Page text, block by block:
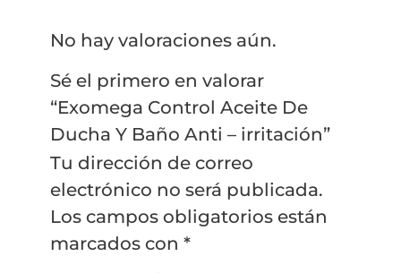
No hay valoraciones aún.
Sé el primero en valorar
“Exomega Control Aceite De
Ducha Y Baño Anti – irritación”
Tu dirección de correo
electrónico no será publicada.
Los campos obligatorios están
marcados con *